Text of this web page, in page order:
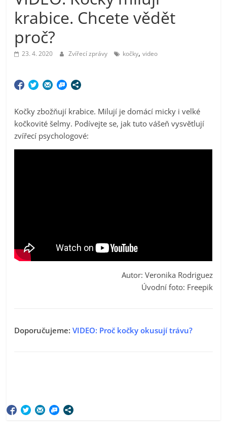
krabice. Chcete vědět
proč?
23. 4. 2020 Zvířecí zprávy kočky,video
Kočky zbožňují krabice. Milují je domácí micky i velké
kočkovité šelmy. Podívejte se, jak tuto vášeň vysvětlují
zvířecí psychologové:
Autor: Veronika Rodriguez
Úvodní foto: Freepik
Doporučujeme:VIDEO: Proč kočky okusují trávu?